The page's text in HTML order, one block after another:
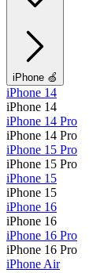
iPhone 🍏
iPhone 14
iPhone 14
iPhone 14 Pro
iPhone 14 Pro
iPhone 15 Pro
iPhone 15 Pro
iPhone 15
iPhone 15
iPhone 16
iPhone 16
iPhone 16 Pro
iPhone 16 Pro
iPhone Air